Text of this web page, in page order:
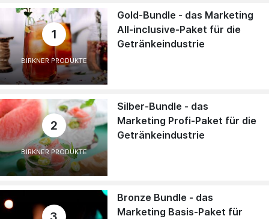
1
BIRKNER PRODUKTE
Gold-Bundle - das Marketing
All-inclusive-Paket für die
Getränkeindustrie
2
BIRKNER PRODUKTE
Silber-Bundle - das
Marketing Profi-Paket für die
Getränkeindustrie
Bronze Bundle - das
Marketing Basis-Paket für